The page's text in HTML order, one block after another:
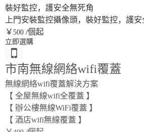
裝好監控，護安全無死角
上門安裝監控攝像頭，裝好監控，護
￥ 500 /個起
立即選購
市南無線網絡wifi覆蓋
無線網絡wifi覆蓋解決方案
【 全屋無線wifi全覆蓋 】
【 辦公樓無線WiFi覆蓋 】
【 酒店wifi無線覆蓋 】